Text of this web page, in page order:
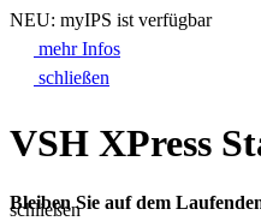
NEU: myIPS ist verfügbar
mehr Infos
schließen
schließen
VSH XPress
Bleiben Sie auf dem